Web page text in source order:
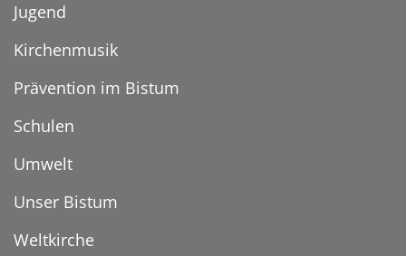
Jugend
Kirchenmusik
Prävention im Bistum
Schulen
Umwelt
Unser Bistum
Weltkirche